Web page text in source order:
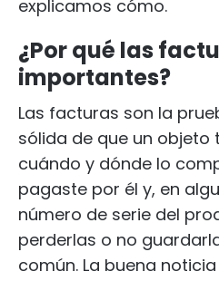
explicamos cómo.
¿Por qué las
importantes?
Las facturas son la
sólida de que un objeto
cuándo y dónde lo
pagaste por él y, en
número de serie del
perderlas o no
común. La buena